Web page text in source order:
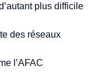
plus difficile
des réseaux
l’AFAC